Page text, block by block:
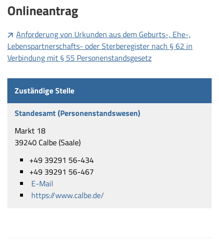
Onlineantrag
Anforderung von Urkunden aus dem Geburts-, Ehe-,
Lebenspartnerschafts- oder Sterberegister nach § 62 in
Verbindung mit § 55 Personenstandsgesetz
Zuständige Stelle
Standesamt (Personenstandswesen)
Markt 18
39240 Calbe (Saale)
+49 39291 56-434
+49 39291 56-467
E-Mail
https://www.calbe.de/